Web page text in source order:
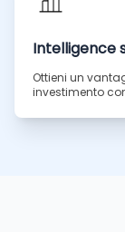
Intelligence
Ottieni un
investimento